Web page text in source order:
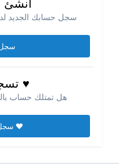
سجل حسابك الجديد
♥
هل تمتلك حساب
♥ سجل